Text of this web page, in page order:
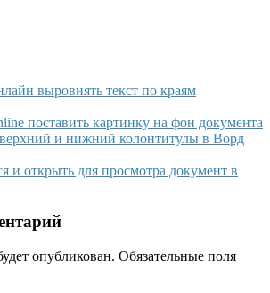
выровнять текст по краям
поставить картинку на фон документа
и нижний колонтитулы в Ворд
и открыть для просмотра документ в
опубликован. Обязательные поля